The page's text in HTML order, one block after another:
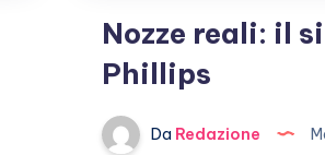
Nozze reali: il
Phillips
Da Redazione